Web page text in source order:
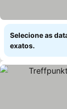
Selecione as
exatos.